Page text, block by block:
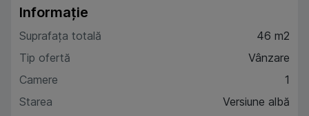
Informație
Suprafața totală
46 m2
Tip ofertă
Vânzare
Camere
1
Starea
Versiune albă